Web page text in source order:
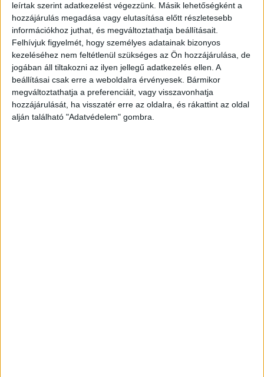
leírtak szerint adatkezelést végezzünk. Másik lehetőségként a
hozzájárulás megadása vagy elutasítása előtt részletesebb
információkhoz juthat, és megváltoztathatja beállításait.
Felhívjuk figyelmét, hogy személyes adatainak bizonyos
kezeléséhez nem feltétlenül szükséges az Ön hozzájárulása, de
jogában áll tiltakozni az ilyen jellegű adatkezelés ellen. A
beállításai csak erre a weboldalra érvényesek. Bármikor
megváltoztathatja a preferenciáit, vagy visszavonhatja
hozzájárulását, ha visszatér erre az oldalra, és rákattint az oldal
alján található "Adatvédelem" gombra.
Kiderült, mit várnak el a csomagküldőktől
a vásárlók
Az ár a legmeghatározóbb tényező akkor, amikor online
vásárlás során több csomagküldő szolgáltató közül is
lehet választani - derült ki a Reacty Digital 18-79...